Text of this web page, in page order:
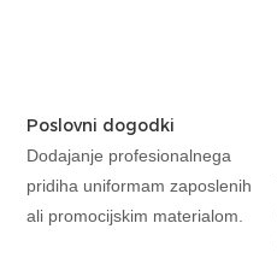
Poslovni dogodki
Dodajanje profesionalnega
pridiha uniformam zaposlenih
ali promocijskim materialom.